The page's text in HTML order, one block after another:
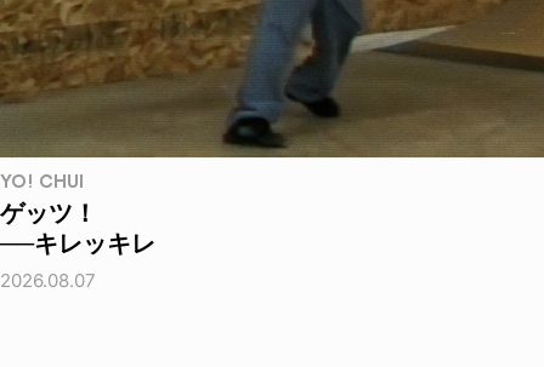
YO! CHUI
ゲッツ！
──キレッキレ
2026.08.07